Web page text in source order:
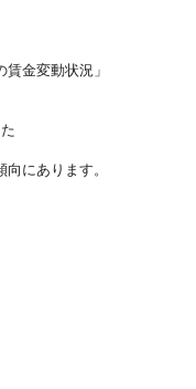
賃金変動状況」
向にあります。